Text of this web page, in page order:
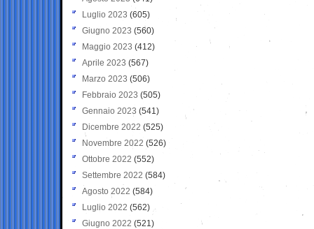
Luglio 2023 (605)
Giugno 2023 (560)
Maggio 2023 (412)
Aprile 2023 (567)
Marzo 2023 (506)
Febbraio 2023 (505)
Gennaio 2023 (541)
Dicembre 2022 (525)
Novembre 2022 (526)
Ottobre 2022 (552)
Settembre 2022 (584)
Agosto 2022 (584)
Luglio 2022 (562)
Giugno 2022 (521)